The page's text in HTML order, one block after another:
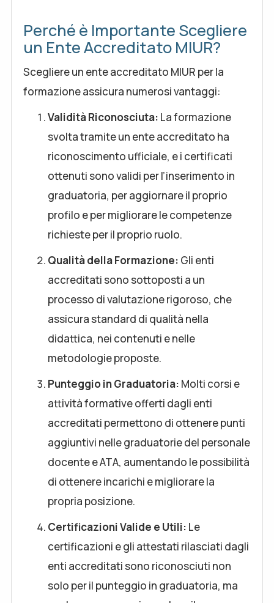
Perché è Importante Scegliere
un Ente Accreditato MIUR?
Scegliere un ente accreditato MIUR per la
formazione assicura numerosi vantaggi:
Validità Riconosciuta: La formazione
svolta tramite un ente accreditato ha
riconoscimento ufficiale, e i certificati
ottenuti sono validi per l’inserimento in
graduatoria, per aggiornare il proprio
profilo e per migliorare le competenze
richieste per il proprio ruolo.
Qualità della Formazione: Gli enti
accreditati sono sottoposti a un
processo di valutazione rigoroso, che
assicura standard di qualità nella
didattica, nei contenuti e nelle
metodologie proposte.
Punteggio in Graduatoria: Molti corsi e
attività formative offerti dagli enti
accreditati permettono di ottenere punti
aggiuntivi nelle graduatorie del personale
docente e ATA, aumentando le possibilità
di ottenere incarichi e migliorare la
propria posizione.
Certificazioni Valide e Utili: Le
certificazioni e gli attestati rilasciati dagli
enti accreditati sono riconosciuti non
solo per il punteggio in graduatoria, ma